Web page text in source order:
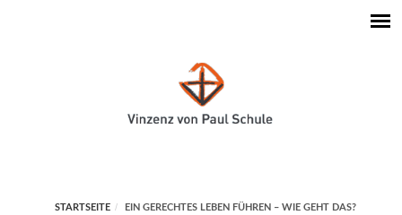
STARTSEITE EIN GERECHTES LEBEN FÜHREN – WIE GEHT DAS?